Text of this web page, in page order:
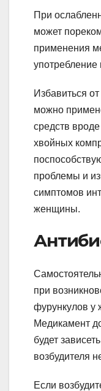
При
может
применения
Избавиться
можно
средств
хвойных
проблемы и
симптомов
женщины.
при
фурункулов у
Медикамент
будет
возбудителя
Если